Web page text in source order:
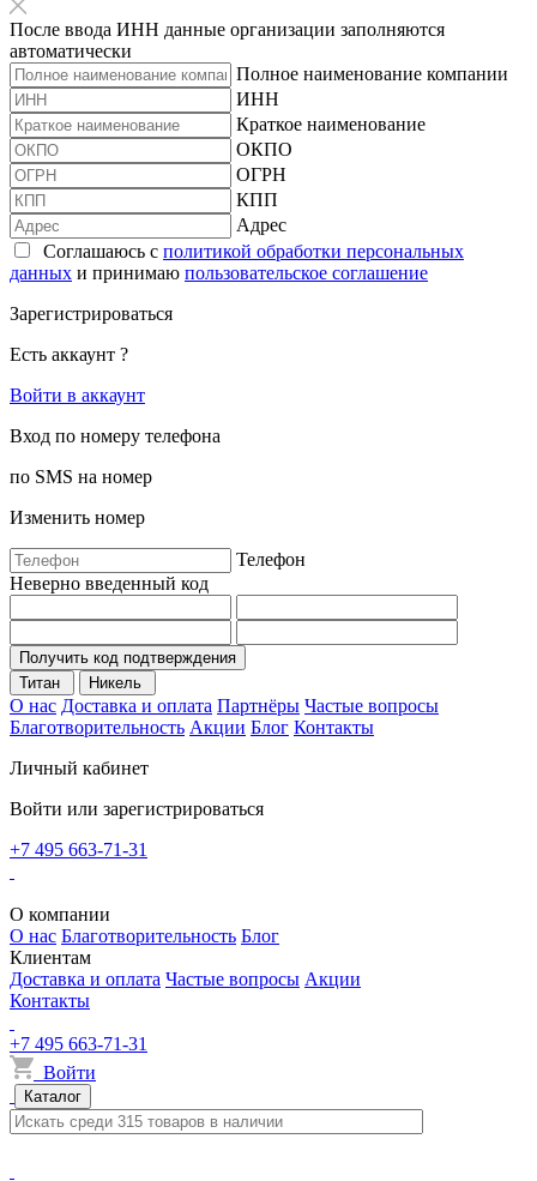
После ввода ИНН данные организации заполняются
автоматически
Полное наименование компании
ИНН
Краткое наименование
ОКПО
ОГРН
КПП
Адрес
Соглашаюсь с политикой обработки персональных
данных и принимаю пользовательское соглашение
Зарегистрироваться
Есть аккаунт ?
Войти в аккаунт
Вход по номеру телефона
по SMS на номер
Изменить номер
Телефон
Неверно введенный код
Получить код подтверждения
Титан
Никель
О нас Доставка и оплата Партнёры Частые вопросы
Благотворительность Акции Блог Контакты
Личный кабинет
Войти или зарегистрироваться
+7 495 663-71-31
О компании
О нас Благотворительность Блог
Клиентам
Доставка и оплата Частые вопросы Акции
Контакты
+7 495 663-71-31
Войти
Каталог